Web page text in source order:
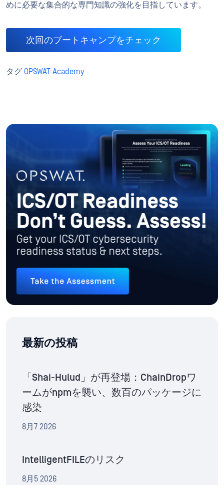
めに必要な集合的な専門知識の強化を目指しています。
次回のブートキャンプをチェック
タグ OPSWAT Academy
最新の投稿
「Shai-Hulud」が再登場：ChainDropワ
ームがnpmを襲い、数百のパッケージに
感染
8月7 2026
IntelligentFILEのリスク
8月5 2026